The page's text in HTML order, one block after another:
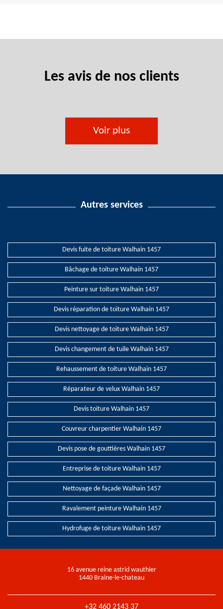
Les avis de nos clients
Voir plus
Autres services
Devis fuite de toiture Walhain 1457
Bâchage de toiture Walhain 1457
Peinture sur toiture Walhain 1457
Devis réparation de toiture Walhain 1457
Devis nettoyage de toiture Walhain 1457
Devis changement de tuile Walhain 1457
Rehaussement de toiture Walhain 1457
Réparateur de velux Walhain 1457
Devis toiture Walhain 1457
Couvreur charpentier Walhain 1457
Devis pose de gouttières Walhain 1457
Entreprise de toiture Walhain 1457
Nettoyage de façade Walhain 1457
Ravalement peinture Walhain 1457
Hydrofuge de toiture Walhain 1457
16 avenue reine astrid wauthier
1440 Braine-le-chateau
+32 460 2143 37